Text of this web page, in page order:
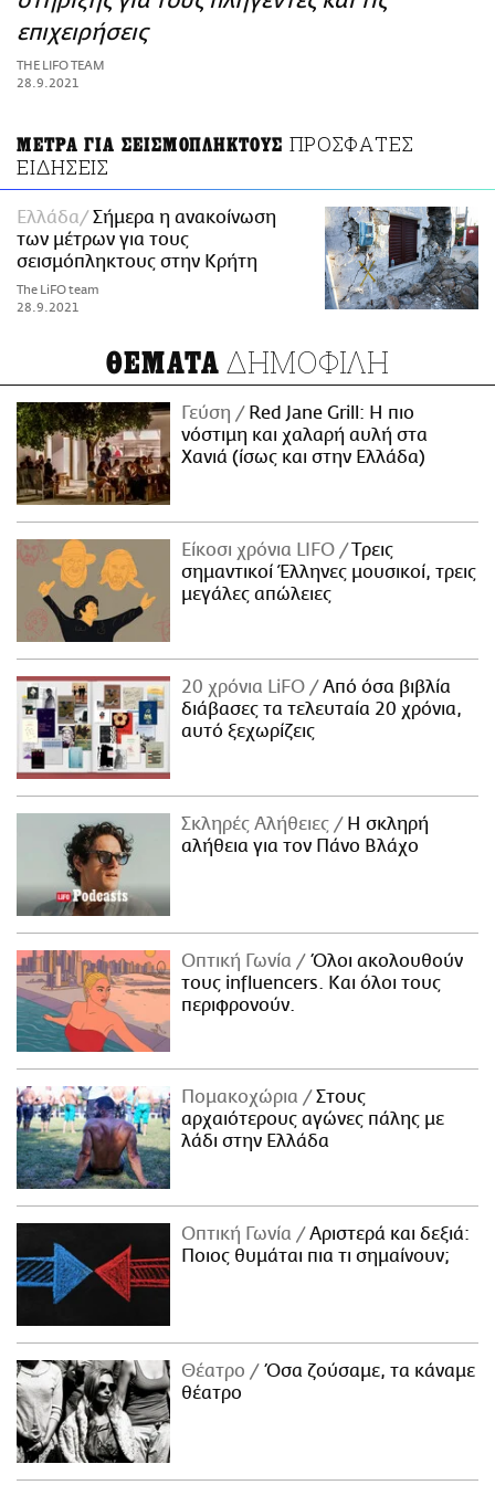
ΑΜΠΑ
PRINT
επιχειρήσεις
THE LIFO TEAM
28.9.2021
ΜΕΤΡΑ ΓΙΑ ΣΕΙΣΜΟΠΛΗΚΤΟΥΣ ΠΡΟΣΦΑΤΕΣ
ΕΙΔΗΣΕΙΣ
Ελλάδα
Σήμερα η ανακοίνωση
των μέτρων για τους
σεισμόπληκτους στην Κρήτη
The LiFO team
28.9.2021
ΘΕΜΑΤΑ ΔΗΜΟΦΙΛΗ
Γεύση
Red Jane Grill: Η πιο
νόστιμη και χαλαρή αυλή στα
Χανιά (ίσως και στην Ελλάδα)
Είκοσι χρόνια LIFO
Tρεις
σημαντικοί Έλληνες μουσικοί, τρεις
μεγάλες απώλειες
20 χρόνια LiFO
Από όσα βιβλία
διάβασες τα τελευταία 20 χρόνια,
αυτό ξεχωρίζεις
Σκληρές Αλήθειες
H σκληρή
αλήθεια για τον Πάνο Βλάχο
Οπτική Γωνία
Όλοι ακολουθούν
τους influencers. Και όλοι τους
περιφρονούν.
Πομακοχώρια
Στους
αρχαιότερους αγώνες πάλης με
λάδι στην Ελλάδα
Οπτική Γωνία
Αριστερά και δεξιά:
Ποιος θυμάται πια τι σημαίνουν;
Θέατρο
Όσα ζούσαμε, τα κάναμε
θέατρο